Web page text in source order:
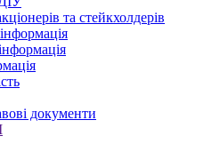
та стейкхолдерів
документи